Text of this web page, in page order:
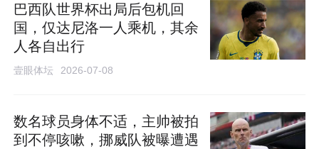
巴西队世界杯出局后包机回
国，仅达尼洛一人乘机，其余
人各自出行
壹眼体坛 2026-07-08
数名球员身体不适，主帅被拍
到不停咳嗽，挪威队被曝遭遇